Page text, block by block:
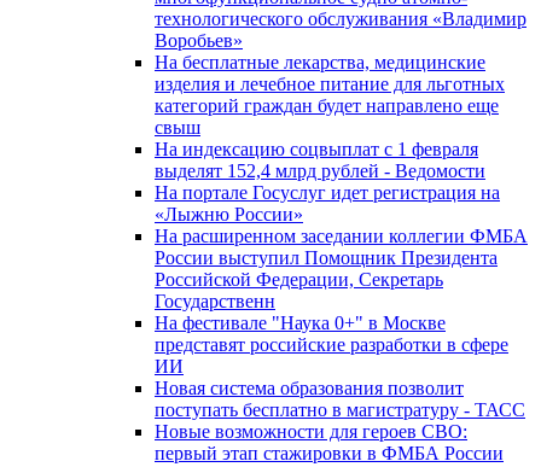
технологического обслуживания «Владимир
Воробьев»
На бесплатные лекарства, медицинские
изделия и лечебное питание для льготных
категорий граждан будет направлено еще
свыш
На индексацию соцвыплат с 1 февраля
выделят 152,4 млрд рублей - Ведомости
На портале Госуслуг идет регистрация на
«Лыжню России»
На расширенном заседании коллегии ФМБА
России выступил Помощник Президента
Российской Федерации, Секретарь
Государственн
На фестивале "Наука 0+" в Москве
представят российские разработки в сфере
ИИ
Новая система образования позволит
поступать бесплатно в магистратуру - ТАСС
Новые возможности для героев СВО:
первый этап стажировки в ФМБА России